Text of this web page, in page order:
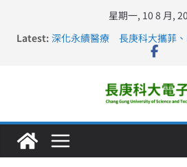
星期一, 10 8 月,
Latest: 深化永續醫療 長庚科大攜菲
長庚科大訪凱瑟醫療集團、美容
仁德醫專與長庚科大締結策略
長庚科大連四年穩居《遠見》